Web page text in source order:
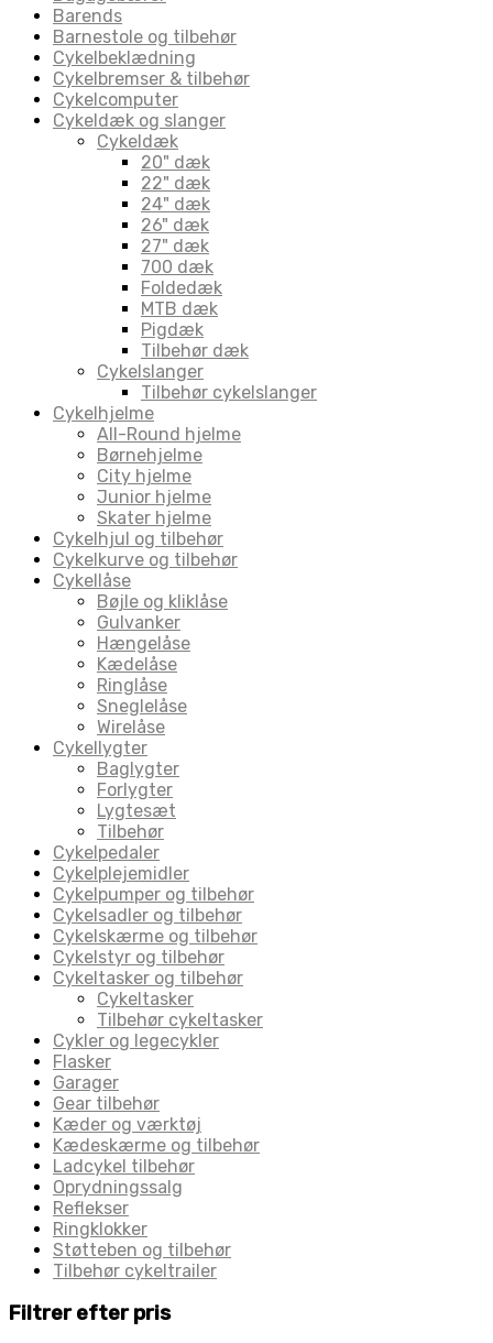
Barends
Barnestole og tilbehør
Cykelbeklædning
Cykelbremser & tilbehør
Cykelcomputer
Cykeldæk og slanger
Cykeldæk
20" dæk
22" dæk
24" dæk
26" dæk
27" dæk
700 dæk
Foldedæk
MTB dæk
Pigdæk
Tilbehør dæk
Cykelslanger
Tilbehør cykelslanger
Cykelhjelme
All-Round hjelme
Børnehjelme
City hjelme
Junior hjelme
Skater hjelme
Cykelhjul og tilbehør
Cykelkurve og tilbehør
Cykellåse
Bøjle og kliklåse
Gulvanker
Hængelåse
Kædelåse
Ringlåse
Sneglelåse
Wirelåse
Cykellygter
Baglygter
Forlygter
Lygtesæt
Tilbehør
Cykelpedaler
Cykelplejemidler
Cykelpumper og tilbehør
Cykelsadler og tilbehør
Cykelskærme og tilbehør
Cykelstyr og tilbehør
Cykeltasker og tilbehør
Cykeltasker
Tilbehør cykeltasker
Cykler og legecykler
Flasker
Garager
Gear tilbehør
Kæder og værktøj
Kædeskærme og tilbehør
Ladcykel tilbehør
Oprydningssalg
Reflekser
Ringklokker
Støtteben og tilbehør
Tilbehør cykeltrailer
Filtrer efter pris